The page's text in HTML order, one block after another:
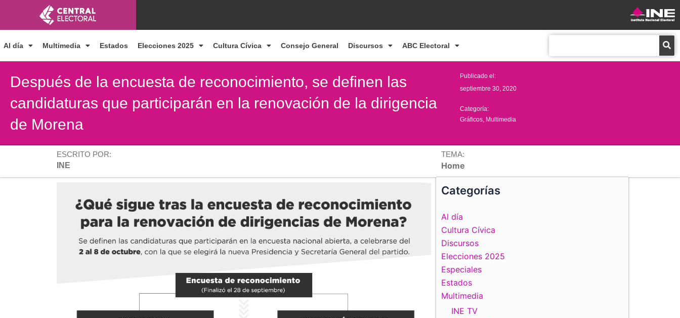
contenido
Al día Multimedia Estados Elecciones 2025 Cultura Cívica Consejo General Discursos ABC Electoral
Después de la encuesta de reconocimiento, se definen las
candidaturas que participarán en la renovación de la dirigencia
de Morena
Publicado el:
septiembre 30, 2020
Categoría:
Gráficos Multimedia
ESCRITO POR:
INE
TEMA:
Home
Categorías
Al día
Cultura Cívica
Discursos
Elecciones 2025
Especiales
Estados
Multimedia
INE TV